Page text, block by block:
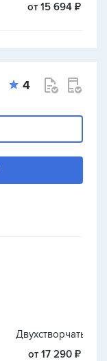
от 15 694 ₽
4
Двухстворчатые
от 17 290 ₽